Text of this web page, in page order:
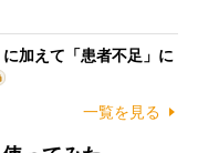
加えて「患者不足」に
一覧を見る